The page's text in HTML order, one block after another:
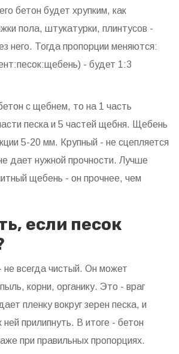
бетон будет хрупким, как
пола, штукатурки, плинтусов -
него. Тогда пропорции меняются:
- будет 1:3
с щебнем, то на 1 часть
песка и 5 частей щебня. Щебень
5-20 мм. Крупный - не сцепляется
дает нужной прочности. Лучше
щебень - он прочнее, чем
если песок
не всегда чистый. Он может
корни, органику. Это - враг
пленку вокруг зерен песка, и
прилипнуть. В итоге - бетон
при правильных пропорциях.